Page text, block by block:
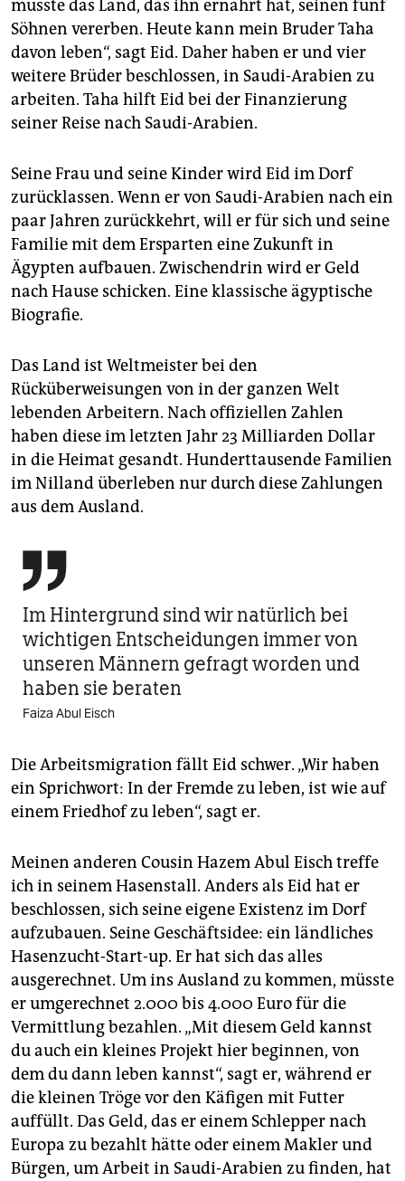
müsste das Land, das ihn ernährt hat, seinen fünf
Söhnen vererben. Heute kann mein Bruder Taha
davon leben“, sagt Eid. Daher haben er und vier
weitere Brüder beschlossen, in Saudi-Arabien zu
arbeiten. Taha hilft Eid bei der Finanzierung
seiner Reise nach Saudi-Arabien.
Seine Frau und seine Kinder wird Eid im Dorf
zurücklassen. Wenn er von Saudi-Arabien nach ein
paar Jahren zurückkehrt, will er für sich und seine
Familie mit dem Ersparten eine Zukunft in
Ägypten aufbauen. Zwischendrin wird er Geld
nach Hause schicken. Eine klassische ägyptische
Biografie.
Das Land ist Weltmeister bei den
Rücküberweisungen von in der ganzen Welt
lebenden Arbeitern. Nach offiziellen Zahlen
haben diese im letzten Jahr 23 Milliarden Dollar
in die Heimat gesandt. Hunderttausende Familien
im Nilland überleben nur durch diese Zahlungen
aus dem Ausland.

Im Hintergrund sind wir natürlich bei
wichtigen Entscheidungen immer von
unseren Männern gefragt worden und
haben sie beraten
Faiza Abul Eisch
Die Arbeitsmigration fällt Eid schwer. „Wir haben
ein Sprichwort: In der Fremde zu leben, ist wie auf
einem Friedhof zu leben“, sagt er.
Meinen anderen Cousin Hazem Abul Eisch treffe
ich in seinem Hasenstall. Anders als Eid hat er
beschlossen, sich seine eigene Existenz im Dorf
aufzubauen. Seine Geschäftsidee: ein ländliches
Hasenzucht-Start-up. Er hat sich das alles
ausgerechnet. Um ins Ausland zu kommen, müsste
er umgerechnet 2.000 bis 4.000 Euro für die
Vermittlung bezahlen. „Mit diesem Geld kannst
du auch ein kleines Projekt hier beginnen, von
dem du dann leben kannst“, sagt er, während er
die kleinen Tröge vor den Käfigen mit Futter
auffüllt. Das Geld, das er einem Schlepper nach
Europa zu bezahlt hätte oder einem Makler und
Bürgen, um Arbeit in Saudi-Arabien zu finden, hat